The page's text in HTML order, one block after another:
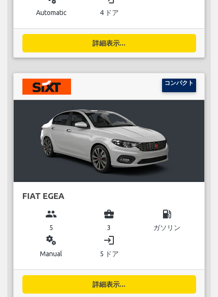
Automatic 4 ドア
詳細表示...
コンパクト
FIAT EGEA
group
5
business_center
3
local_gas_station
ガソリン
miscellaneous_services
Manual
login
5 ドア
詳細表示...